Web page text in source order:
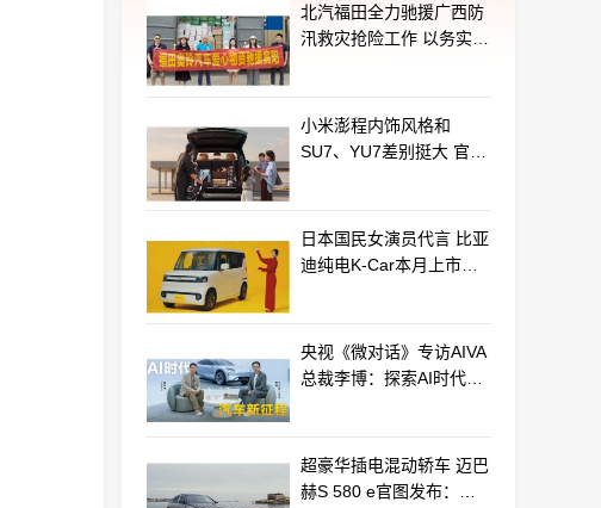
北汽福田全力驰援广西防
汛救灾抢险工作 以务实行
小米澎程内饰风格和
SU7、YU7差别挺大 官方
日本国民女演员代言 比亚
迪纯电K-Car本月上市：
央视《微对话》专访AIVA
总裁李博：探索AI时代汽
超豪华插电混动轿车 迈巴
赫S 580 e官图发布：老